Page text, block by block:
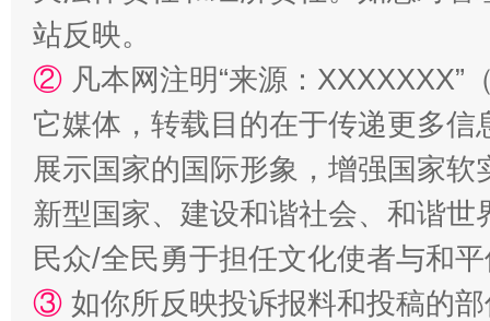
站反映。
② 凡本网注明“来源：
它媒体，转载目的在于传递更多
展示国家的国际形象，增强国家
新型国家、建设和谐社会、和谐
民众/全民勇于担任文化使者与和
③ 如你所反映投诉报料和投稿的